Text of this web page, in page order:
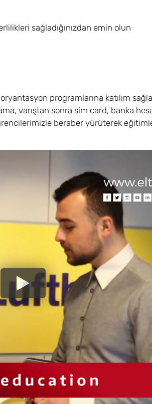
sağladığınızdan emin olun
programlarına katılım
varıştan sonra sim card, banka
beraber yürüterek